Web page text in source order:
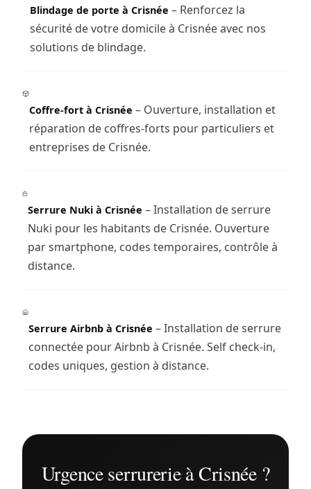
Blindage de porte à Crisnée – Renforcez la
sécurité de votre domicile à Crisnée avec nos
solutions de blindage.
Coffre-fort à Crisnée – Ouverture, installation et
réparation de coffres-forts pour particuliers et
entreprises de Crisnée.
Serrure Nuki à Crisnée – Installation de serrure
Nuki pour les habitants de Crisnée. Ouverture
par smartphone, codes temporaires, contrôle à
distance.
Serrure Airbnb à Crisnée – Installation de serrure
connectée pour Airbnb à Crisnée. Self check-in,
codes uniques, gestion à distance.
Urgence serrurerie à Crisnée ?